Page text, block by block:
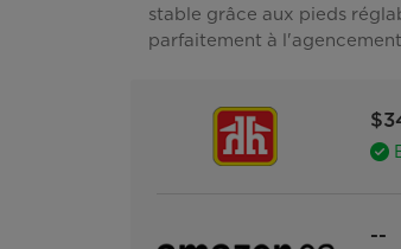
stable grâce aux pieds
parfaitement à
--